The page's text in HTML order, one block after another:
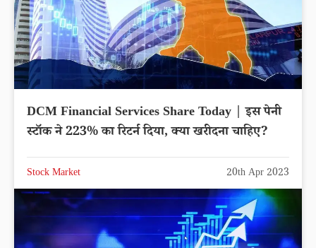
DCM Financial Services Share Today | इस पेनी
स्टॉक ने 223% का रिटर्न दिया, क्या खरीदना चाहिए?
Stock Market 20th Apr 2023